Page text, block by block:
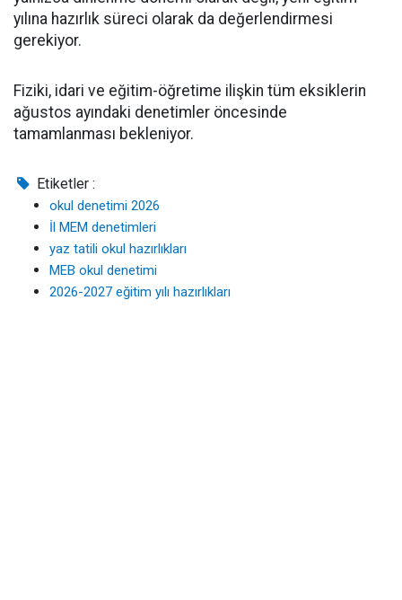
yılına hazırlık süreci olarak da değerlendirmesi
gerekiyor.
Fiziki, idari ve eğitim-öğretime ilişkin tüm eksiklerin
ağustos ayındaki denetimler öncesinde
tamamlanması bekleniyor.
Etiketler :
okul denetimi 2026
İl MEM denetimleri
yaz tatili okul hazırlıkları
MEB okul denetimi
2026-2027 eğitim yılı hazırlıkları